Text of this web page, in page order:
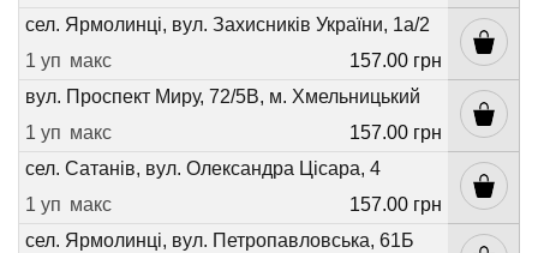
сел. Ярмолинці, вул. Захисників України, 1а/2
1 уп макс
157.00 грн
вул. Проспект Миру, 72/5В, м. Хмельницький
1 уп макс
157.00 грн
сел. Сатанів, вул. Олександра Цісара, 4
1 уп макс
157.00 грн
сел. Ярмолинці, вул. Петропавловська, 61Б